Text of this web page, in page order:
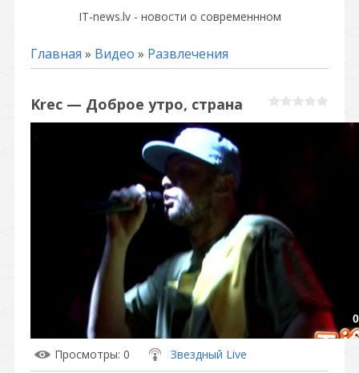
IT-news.lv - новости о современнном
Главная » Видео » Развлечения
Krec — Доброе утро, страна
Просмотры: 0 Звездный Live